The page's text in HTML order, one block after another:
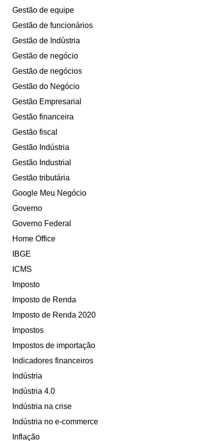
Gestão de equipe
Gestão de funcionários
Gestão de Indústria
Gestão de negócio
Gestão de negócios
Gestão do Negócio
Gestão Empresarial
Gestão financeira
Gestão fiscal
Gestão Indústria
Gestão Industrial
Gestão tributária
Google Meu Negócio
Governo
Governo Federal
Home Office
IBGE
ICMS
Imposto
Imposto de Renda
Imposto de Renda 2020
Impostos
Impostos de importação
Indicadores financeiros
Indústria
Indústria 4.0
Indústria na crise
Indústria no e-commerce
Inflação